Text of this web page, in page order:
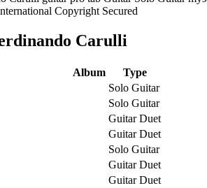
Copyright Secured
Carulli
Album
Type
Solo Guitar
Solo Guitar
Guitar Duet
Guitar Duet
Solo Guitar
Guitar Duet
Guitar Duet